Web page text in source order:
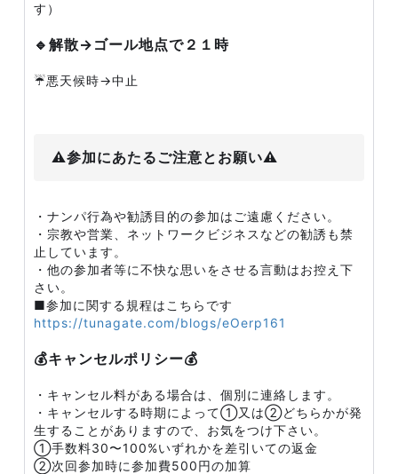
す）
🔹解散→ゴール地点で２１時
☔️悪天候時→中止
⚠️参加にあたるご注意とお願い⚠️
・ナンパ行為や勧誘目的の参加はご遠慮ください。
・宗教や営業、ネットワークビジネスなどの勧誘も禁
止しています。
・他の参加者等に不快な思いをさせる言動はお控え下
さい。
■参加に関する規程はこちらです
https://tunagate.com/blogs/eOerp161
💰キャンセルポリシー💰
・キャンセル料がある場合は、個別に連絡します。
・キャンセルする時期によって①又は②どちらかが発
生することがありますので、お気をつけ下さい。
①手数料30〜100%いずれかを差引いての返金
②次回参加時に参加費500円の加算